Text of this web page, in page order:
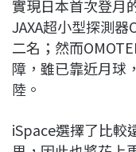
實現日本首次登月
JAXA超小型探測
二名；然而
障，雖已靠近月球
陸。
iSpace選擇了比較